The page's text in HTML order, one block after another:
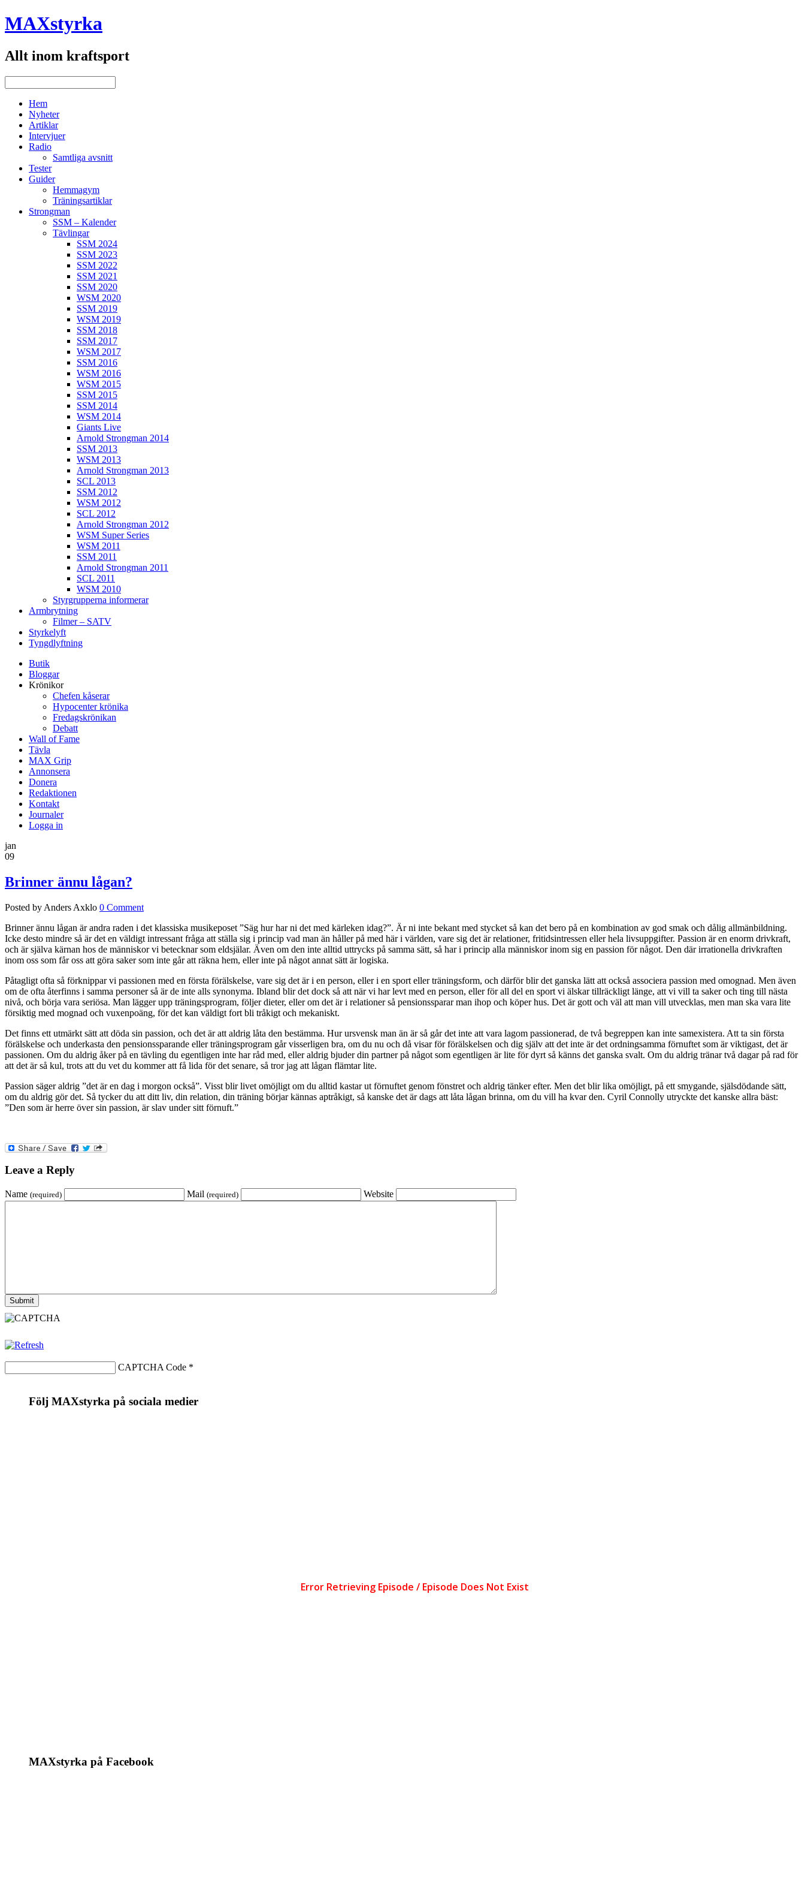
MAXstyrka
Allt inom kraftsport
Hem
Nyheter
Artiklar
Intervjuer
Radio
Samtliga avsnitt
Tester
Guider
Hemmagym
Träningsartiklar
Strongman
SSM – Kalender
Tävlingar
SSM 2024
SSM 2023
SSM 2022
SSM 2021
SSM 2020
WSM 2020
SSM 2019
WSM 2019
SSM 2018
SSM 2017
WSM 2017
SSM 2016
WSM 2016
WSM 2015
SSM 2015
SSM 2014
WSM 2014
Giants Live
Arnold Strongman 2014
SSM 2013
WSM 2013
Arnold Strongman 2013
SCL 2013
SSM 2012
WSM 2012
SCL 2012
Arnold Strongman 2012
WSM Super Series
WSM 2011
SSM 2011
Arnold Strongman 2011
SCL 2011
WSM 2010
Styrgrupperna informerar
Armbrytning
Filmer – SATV
Styrkelyft
Tyngdlyftning
Butik
Bloggar
Krönikor
Chefen kåserar
Hypocenter krönika
Fredagskrönikan
Debatt
Wall of Fame
Tävla
MAX Grip
Annonsera
Donera
Redaktionen
Kontakt
Journaler
Logga in
jan
09
Brinner ännu lågan?
Posted by Anders Axklo 0 Comment
Brinner ännu lågan är andra raden i det klassiska musikeposet ”Säg hur har ni det med kärleken idag?”. Är ni inte bekant med stycket så kan det bero på en kombination av god smak och dålig allmänbildning.
Icke desto mindre så är det en väldigt intressant fråga att ställa sig i princip vad man än håller på med här i världen, vare sig det är relationer, fritidsintressen eller hela livsuppgifter. Passion är en enorm drivkraft,
och är själva kärnan hos de människor vi betecknar som eldsjälar. Även om den inte alltid uttrycks på samma sätt, så har i princip alla människor inom sig en passion för något. Den där irrationella drivkraften
inom oss som får oss att göra saker som inte går att räkna hem, eller inte på något annat sätt är logiska.
Påtagligt ofta så förknippar vi passionen med en första förälskelse, vare sig det är i en person, eller i en sport eller träningsform, och därför blir det ganska lätt att också associera passion med omognad. Men även
om de ofta återfinns i samma personer så är de inte alls synonyma. Ibland blir det dock så att när vi har levt med en person, eller för all del en sport vi älskar tillräckligt länge, att vi vill ta saker och ting till nästa
nivå, och börja vara seriösa. Man lägger upp träningsprogram, följer dieter, eller om det är i relationer så pensionssparar man ihop och köper hus. Det är gott och väl att man vill utvecklas, men man ska vara lite
försiktig med mognad och vuxenpoäng, för det kan väldigt fort bli tråkigt och mekaniskt.
Det finns ett utmärkt sätt att döda sin passion, och det är att aldrig låta den bestämma. Hur ursvensk man än är så går det inte att vara lagom passionerad, de två begreppen kan inte samexistera. Att ta sin första
förälskelse och underkasta den pensionssparande eller träningsprogram går visserligen bra, om du nu och då visar för förälskelsen och dig själv att det inte är det ordningsamma förnuftet som är viktigast, det är
passionen. Om du aldrig åker på en tävling du egentligen inte har råd med, eller aldrig bjuder din partner på något som egentligen är lite för dyrt så känns det ganska svalt. Om du aldrig tränar två dagar på rad för
att det är så kul, trots att du vet du kommer att få lida för det senare, så tror jag att lågan flämtar lite.
Passion säger aldrig ”det är en dag i morgon också”. Visst blir livet omöjligt om du alltid kastar ut förnuftet genom fönstret och aldrig tänker efter. Men det blir lika omöjligt, på ett smygande, själsdödande sätt,
om du aldrig gör det. Så tycker du att ditt liv, din relation, din träning börjar kännas aptråkigt, så kanske det är dags att låta lågan brinna, om du vill ha kvar den. Cyril Connolly utryckte det kanske allra bäst:
”Den som är herre över sin passion, är slav under sitt förnuft.”
Leave a Reply
Name (required) Mail (required) Website
CAPTCHA Code *
Följ MAXstyrka på sociala medier
MAXstyrka på Facebook